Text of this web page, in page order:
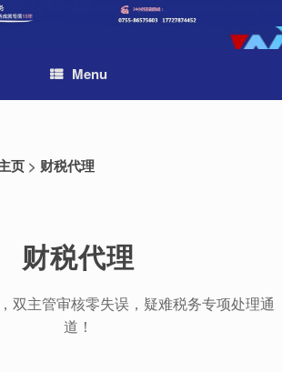
Menu
页 > 财税代理
财税代理
双主管审核零失误，疑难税务专项处理通
道！